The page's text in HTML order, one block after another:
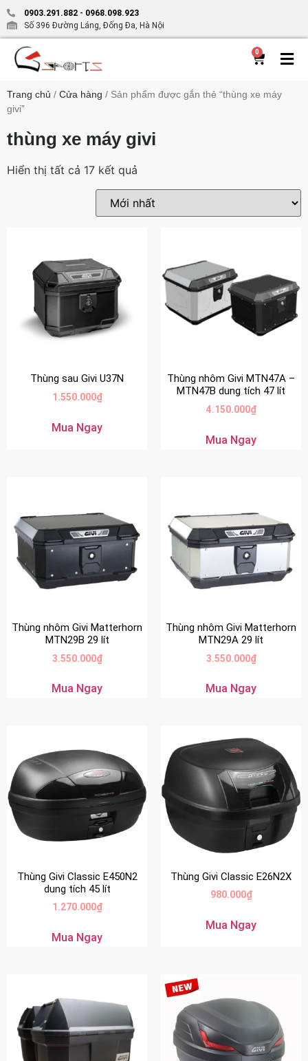
0903.291.882 - 0968.098.923
Số 396 Đường Láng, Đống Đa, Hà Nội
0
Trang chủ / Cửa hàng / Sản phẩm được gắn thẻ “thùng xe máy
givi”
thùng xe máy givi
Hiển thị tất cả 17 kết quả
Thùng sau Givi U37N
1.550.000₫
Mua Ngay
Thùng nhôm Givi MTN47A –
MTN47B dung tích 47 lít
4.150.000₫
Mua Ngay
Thùng nhôm Givi Matterhorn
MTN29B 29 lít
3.550.000₫
Mua Ngay
Thùng nhôm Givi Matterhorn
MTN29A 29 lít
3.550.000₫
Mua Ngay
Thùng Givi Classic E450N2
dung tích 45 lít
1.270.000₫
Mua Ngay
Thùng Givi Classic E26N2X
980.000₫
Mua Ngay